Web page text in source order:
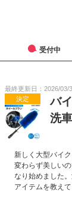
受付中
最終更新日：2026/03/
決定
バ
洗
新しく大型バイ
変わらず美しい
なり始めました
アイテムを教えて